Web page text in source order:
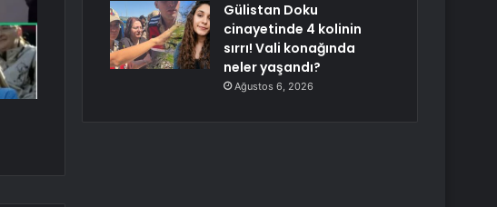
Gülistan Doku
cinayetinde 4 kolinin
sırrı! Vali konağında
neler yaşandı?
Ağustos 6, 2026